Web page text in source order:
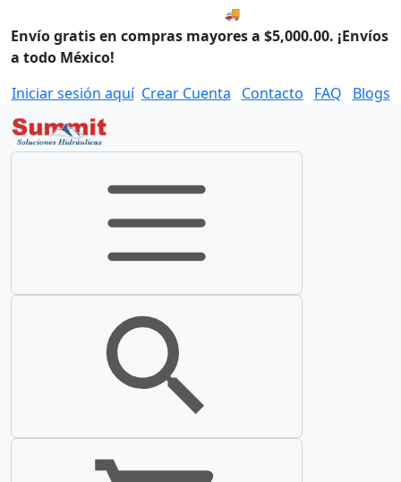
🚚 Compra antes de las
Envío gratis en compras mayores a $5,000.00. ¡Envíos
a todo México!
Iniciar sesión aquí Crear Cuenta Contacto FAQ Blogs